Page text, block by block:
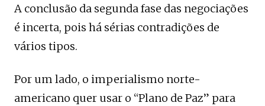
A conclusão da segunda fase das negociações
é incerta, pois há sérias contradições de
vários tipos.
Por um lado, o imperialismo norte-
americano quer usar o “Plano de Paz” para